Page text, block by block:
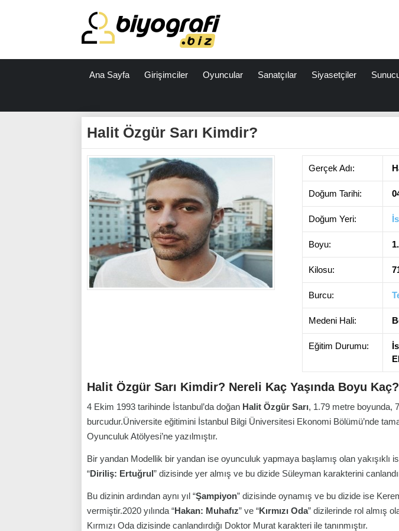
Ana Sayfa Girişimciler Oyuncular Sanatçılar Siyasetçiler
Halit Özgür Sarı Kimdir?
Gerçek Adı:
Doğum Tarihi:
Doğum Yeri:
Boyu:
Kilosu:
Burcu:
Medeni Hali:
Eğitim Durumu:
Halit Özgür Sarı Kimdir? Nereli Kaç Yaşında Boyu Kaç?
4 Ekim 1993 tarihinde İstanbul’da doğan Halit Özgür Sarı, 1.79 metre boyunda,
burcudur.Üniversite eğitimini İstanbul Bilgi Üniversitesi Ekonomi Bölümü’nde
Oyunculuk Atölyesi’ne yazılmıştır.
Bir yandan Modellik bir yandan ise oyunculuk yapmaya başlamış olan yakışıklı
“Diriliş: Ertuğrul” dizisinde yer almış ve bu dizide Süleyman karakterini
Bu dizinin ardından aynı yıl “Şampiyon” dizisinde oynamış ve bu dizide ise
vermiştir.2020 yılında “Hakan: Muhafız” ve “Kırmızı Oda” dizilerinde rol almış
Kırmızı Oda dizisinde canlandırdığı Doktor Murat karakteri ile tanınmıştır.